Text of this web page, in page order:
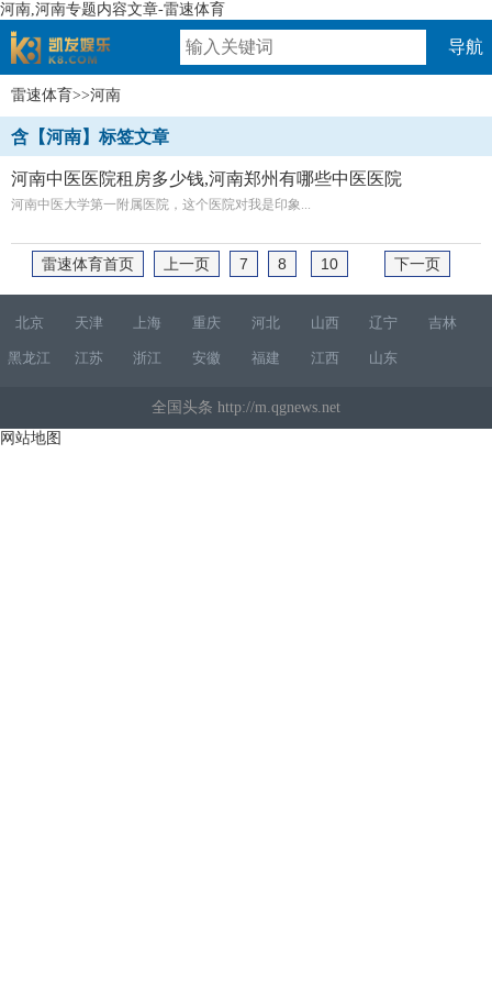
河南,河南专题内容文章-雷速体育
速体育
导航
雷速体育>>河南
含【河南】标签文章
河南中医医院租房多少钱,河南郑州有哪些中医医院
河南中医大学第一附属医院，这个医院对我是印象...
雷速体育首页 上一页 7 8 10 下一页
北京 天津 上海 重庆 河北 山西 辽宁 吉林
黑龙江 江苏 浙江 安徽 福建 江西 山东
全国头条 http://m.qgnews.net
网站地图